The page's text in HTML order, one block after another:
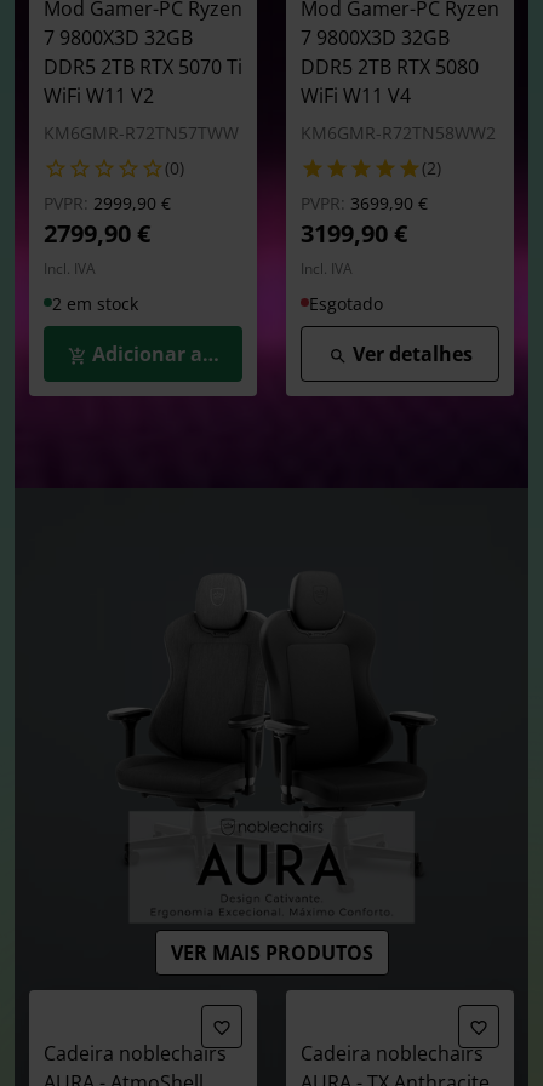
Mod Gamer-PC Ryzen
7 9800X3D 32GB
DDR5 2TB RTX 5070 Ti
WiFi W11 V2
KM6GMR-R72TN57TWW
(0)
PVPR: Preço reduzido de
2999,90 €para
2799,90 €
Incl. IVA
2 em stock
Adicionar ao Carrinho
Mod Gamer-PC Ryzen
7 9800X3D 32GB
DDR5 2TB RTX 5080
WiFi W11 V4
KM6GMR-R72TN58WW2
(2)
PVPR: Preço reduzido de
3699,90 €para
3199,90 €
Incl. IVA
Esgotado
Ver detalhes
Cadeira noblechairs
Cadeira noblechairs
VER MAIS PRODUTOS